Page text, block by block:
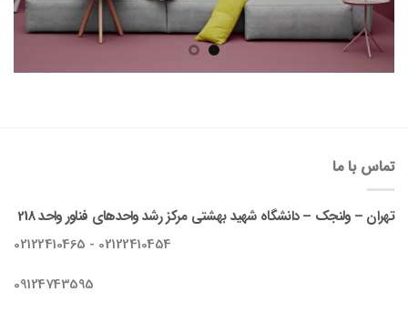
تماس با ما
تهران – ولنجک – دانشگاه شهید بهشتی مرکز رشد واحدهای فناور واحد 218
02122410454 - 02122410465
09124743595